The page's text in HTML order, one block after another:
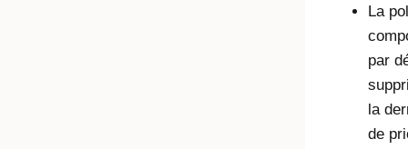
La
par
la
de